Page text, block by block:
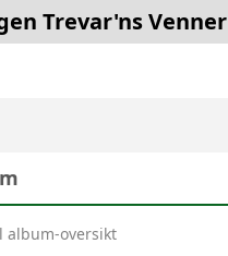
Trevar'ns Venner
album-oversikt